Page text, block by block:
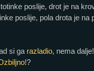
poslije, drot je na
poslije, pola drota je na
si ga razladio, nema dalje!
!?